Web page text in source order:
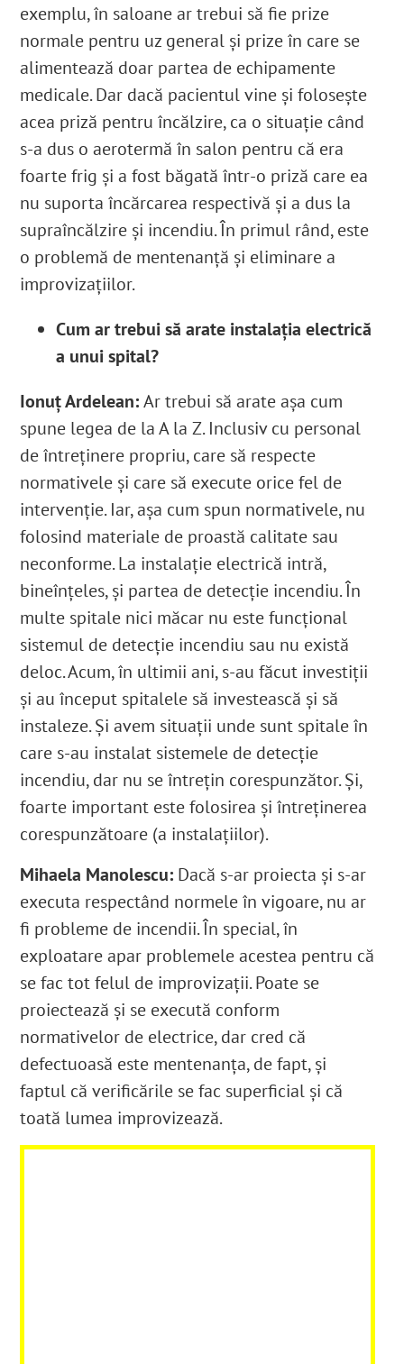
exemplu, în saloane ar trebui să fie prize
normale pentru uz general și prize în care se
alimentează doar partea de echipamente
medicale. Dar dacă pacientul vine și folosește
acea priză pentru încălzire, ca o situație când
s-a dus o aerotermă în salon pentru că era
foarte frig și a fost băgată într-o priză care ea
nu suporta încărcarea respectivă și a dus la
supraîncălzire și incendiu. În primul rând, este
o problemă de mentenanță și eliminare a
improvizațiilor.
Cum ar trebui să arate instalația electrică
a unui spital?
Ionuț Ardelean:Ar trebui să arate așa cum
spune legea de la A la Z. Inclusiv cu personal
de întreținere propriu, care să respecte
normativele și care să execute orice fel de
intervenție. Iar, așa cum spun normativele, nu
folosind materiale de proastă calitate sau
neconforme.La instalație electrică intră,
bineînțeles, și partea de detecție incendiu. În
multe spitale nici măcar nu este funcțional
sistemul de detecție incendiu sau nu există
deloc. Acum, în ultimii ani, s-au făcut investiții
și au început spitalele să investească și să
instaleze. Și avem situații unde sunt spitale în
care s-au instalat sistemele de detecție
incendiu, dar nu se întrețin corespunzător. Și,
foarte important este folosirea și întreținerea
corespunzătoare (a instalațiilor).
Mihaela Manolescu: Dacă s-ar proiecta și s-ar
executa respectând normele în vigoare, nu ar
fi probleme de incendii. În special, în
exploatare apar problemele acestea pentru că
se fac tot felul de improvizații. Poate se
proiectează și se execută conform
normativelor de electrice, dar cred că
defectuoasă este mentenanța, de fapt, și
faptul că verificările se fac superficial și că
toată lumea improvizează.